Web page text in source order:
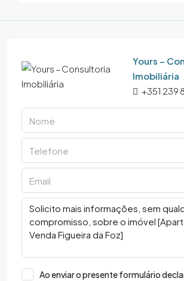
Yours –
Imobiliária
+351 239
Ao enviar o presente formulário